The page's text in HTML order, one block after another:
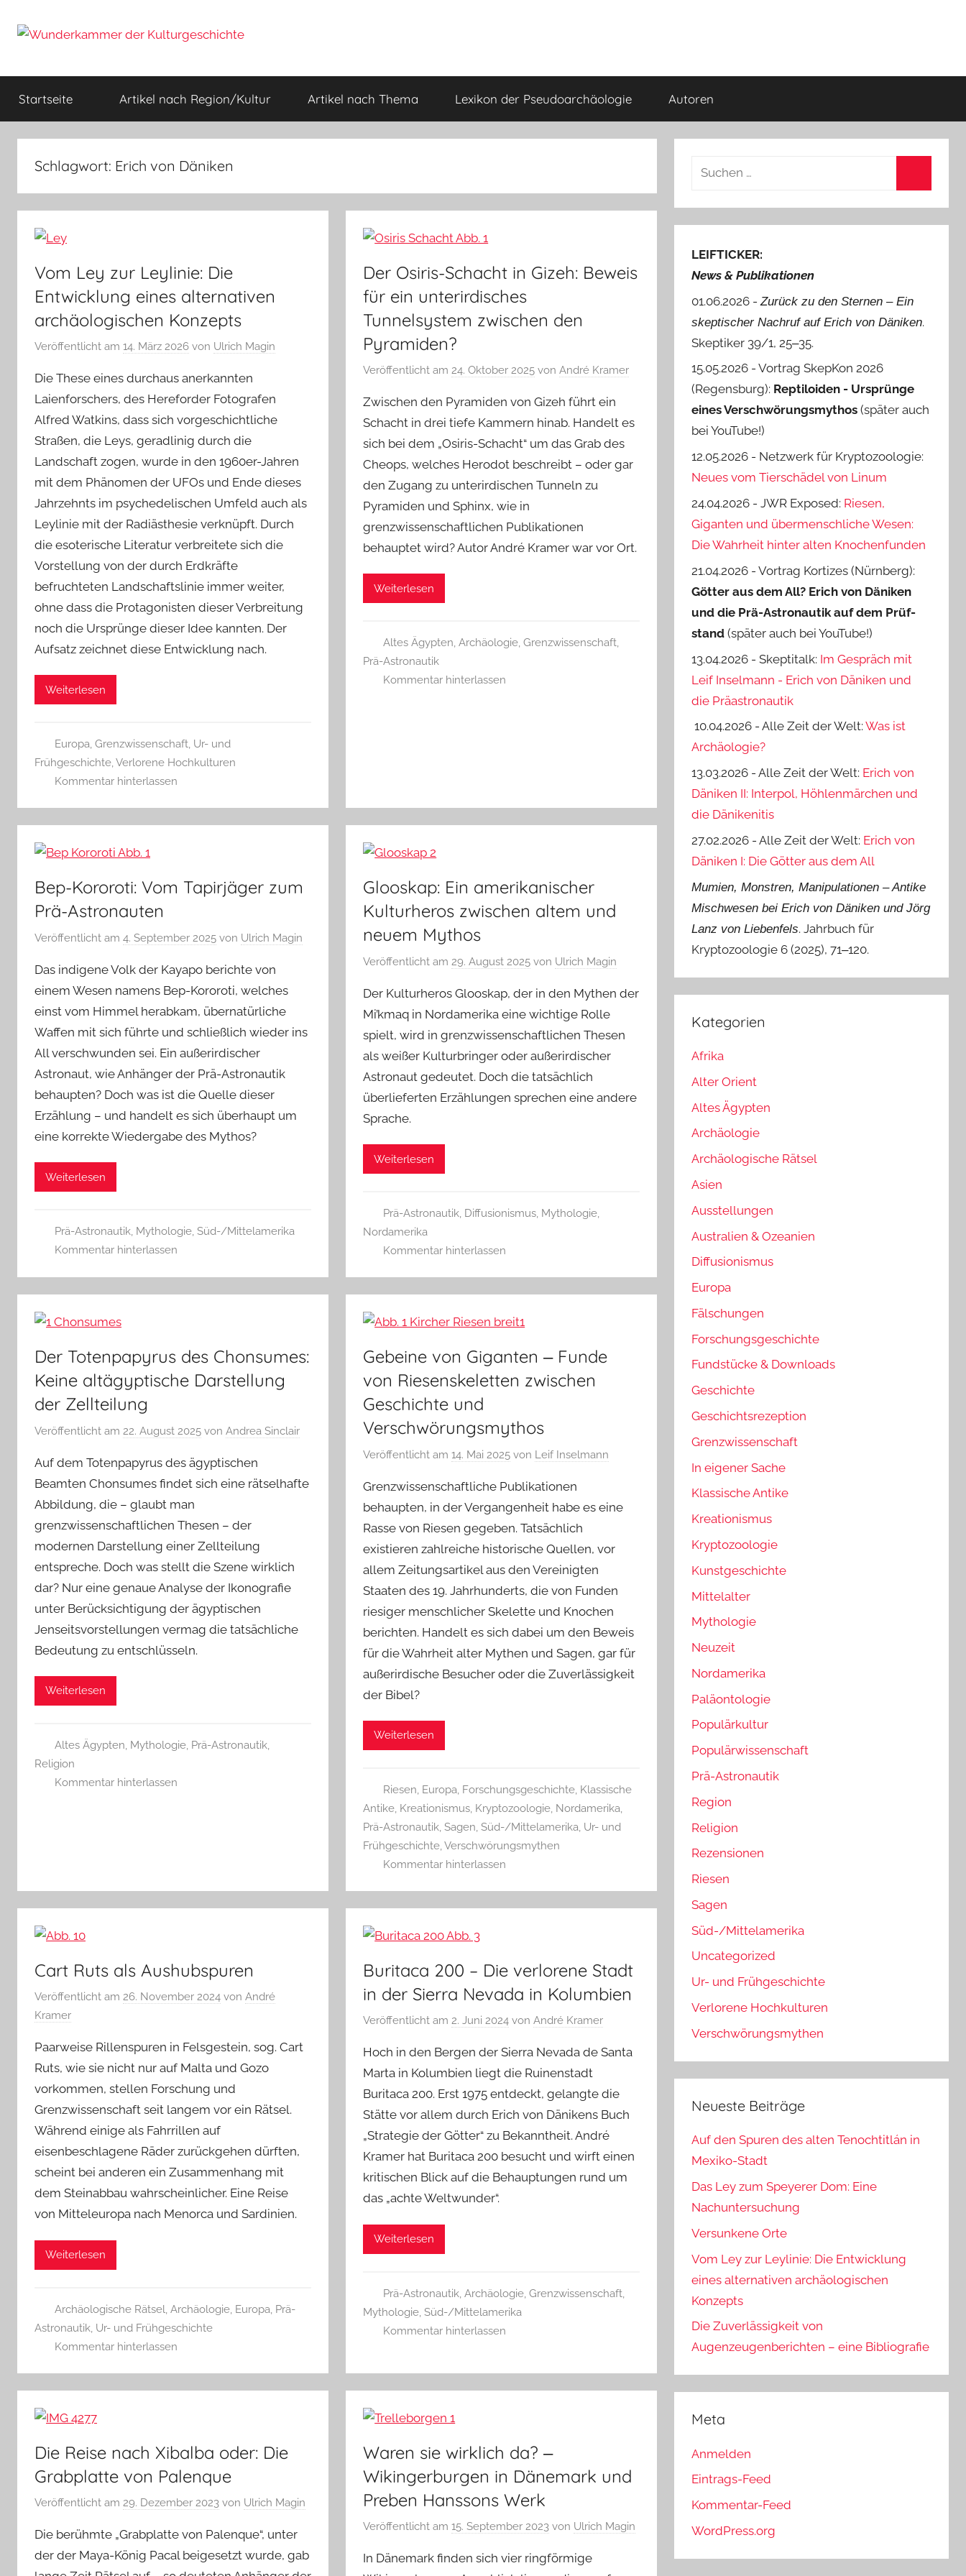
Inhalt
Wunderkammer
der
Kulturgeschichte
der
Geschichte
Startseite Artikel nach Region/Kultur Artikel nach Thema Lexikon der Pseudoarchäologie Autoren
Schlagwort: Erich von Däniken
Vom Ley zur Leylinie: Die
Entwicklung eines alternativen
archäologischen Konzepts
Veröffentlicht am 14. März 2026 von Ulrich Magin
Die These eines durchaus anerkannten
Laienforschers, des Hereforder Fotografen
Alfred Watkins, dass sich vorgeschichtliche
Straßen, die Leys, geradlinig durch die
Landschaft zogen, wurde in den 1960er-Jahren
mit dem Phänomen der UFOs und Ende dieses
Jahrzehnts im psychedelischen Umfeld auch als
Leylinie mit der Radiästhesie verknüpft. Durch
die esoterische Literatur verbreitete sich die
Vorstellung von der durch Erdkräfte
befruchteten Landschaftslinie immer weiter,
ohne dass die Protagonisten dieser Verbreitung
noch die Ursprünge dieser Idee kannten. Der
Aufsatz zeichnet diese Entwicklung nach.
Weiterlesen
Europa, Grenzwissenschaft, Ur- und
Frühgeschichte,Verlorene Hochkulturen
Kommentar hinterlassen
Der Osiris-Schacht in Gizeh: Beweis
für ein unterirdisches
Tunnelsystem zwischen den
Pyramiden?
Veröffentlicht am24. Oktober 2025 vonAndré Kramer
Zwischen den Pyramiden von Gizeh führt ein
Schacht in drei tiefe Kammern hinab. Handelt es
sich bei dem „Osiris-Schacht“ um das Grab des
Cheops, welches Herodot beschreibt – oder gar
den Zugang zu unterirdischen Tunneln zu
Pyramiden und Sphinx, wie in
grenzwissenschaftlichen Publikationen
behauptet wird? Autor André Kramer war vor Ort.
Weiterlesen
Altes Ägypten, Archäologie, Grenzwissenschaft,
Prä-Astronautik
Kommentar hinterlassen
Bep-Kororoti: Vom Tapirjäger zum
Prä-Astronauten
Veröffentlicht am 4. September 2025 von Ulrich Magin
Das indigene Volk der Kayapo berichte von
einem Wesen namens Bep-Kororoti, welches
einst vom Himmel herabkam, übernatürliche
Waffen mit sich führte und schließlich wieder ins
All verschwunden sei. Ein außerirdischer
Astronaut, wie Anhänger der Prä-Astronautik
behaupten? Doch was ist die Quelle dieser
Erzählung – und handelt es sich überhaupt um
eine korrekte Wiedergabe des Mythos?
Weiterlesen
Prä-Astronautik, Mythologie, Süd-/Mittelamerika
Kommentar hinterlassen
Glooskap: Ein amerikanischer
Kulturheros zwischen altem und
neuem Mythos
Veröffentlicht am29. August 2025 von Ulrich Magin
Der Kulturheros Glooskap, der in den Mythen der
Mi’kmaq in Nordamerika eine wichtige Rolle
spielt, wird in grenzwissenschaftlichen Thesen
als weißer Kulturbringer oder außerirdischer
Astronaut gedeutet. Doch die tatsächlich
überlieferten Erzählungen sprechen eine andere
Sprache.
Weiterlesen
Prä-Astronautik, Diffusionismus, Mythologie,
Nordamerika
Kommentar hinterlassen
Der Totenpapyrus des Chonsumes:
Keine altägyptische Darstellung
der Zellteilung
Veröffentlicht am 22. August 2025 von Andrea Sinclair
Auf dem Totenpapyrus des ägyptischen
Beamten Chonsumes findet sich eine rätselhafte
Abbildung, die – glaubt man
grenzwissenschaftlichen Thesen – der
modernen Darstellung einer Zellteilung
entspreche. Doch was stellt die Szene wirklich
dar? Nur eine genaue Analyse der Ikonografie
unter Berücksichtigung der ägyptischen
Jenseitsvorstellungen vermag die tatsächliche
Bedeutung zu entschlüsseln.
Weiterlesen
Altes Ägypten, Mythologie, Prä-Astronautik,
Religion
Kommentar hinterlassen
Gebeine von Giganten ‒ Funde
von Riesenskeletten zwischen
Geschichte und
Verschwörungsmythos
Veröffentlicht am14. Mai 2025 von Leif Inselmann
Grenzwissenschaftliche Publikationen
behaupten, in der Vergangenheit habe es eine
Rasse von Riesen gegeben. Tatsächlich
existieren zahlreiche historische Quellen, vor
allem Zeitungsartikel aus den Vereinigten
Staaten des 19. Jahrhunderts, die von Funden
riesiger menschlicher Skelette und Knochen
berichten. Handelt es sich dabei um den Beweis
für die Wahrheit alter Mythen und Sagen, gar für
außerirdische Besucher oder die Zuverlässigkeit
der Bibel?
Weiterlesen
Riesen, Europa, Forschungsgeschichte, Klassische
Antike, Kreationismus, Kryptozoologie, Nordamerika,
Prä-Astronautik,Sagen,Süd-/Mittelamerika, Ur- und
Frühgeschichte,Verschwörungsmythen
Kommentar hinterlassen
Cart Ruts als Aushubspuren
Veröffentlicht am 26. November 2024 von André
Kramer
Paarweise Rillenspuren in Felsgestein, sog. Cart
Ruts, wie sie nicht nur auf Malta und Gozo
vorkommen, stellen Forschung und
Grenzwissenschaft seit langem vor ein Rätsel.
Während einige als Fahrrillen auf
eisenbeschlagene Räder zurückgehen dürften,
scheint bei anderen ein Zusammenhang mit
dem Steinabbau wahrscheinlicher. Eine Reise
von Mitteleuropa nach Menorca und Sardinien.
Weiterlesen
Archäologische Rätsel Archäologie, Europa Prä-
Astronautik Ur- und Frühgeschichte
Kommentar hinterlassen
Buritaca 200 – Die verlorene Stadt
in der Sierra Nevada in Kolumbien
Veröffentlicht am2. Juni 2024 vonAndré Kramer
Hoch in den Bergen der Sierra Nevada de Santa
Marta in Kolumbien liegt die Ruinenstadt
Buritaca 200. Erst 1975 entdeckt, gelangte die
Stätte vor allem durch Erich von Dänikens Buch
„Strategie der Götter“ zu Bekanntheit. André
Kramer hat Buritaca 200 besucht und wirft einen
kritischen Blick auf die Behauptungen rund um
das „achte Weltwunder“.
Weiterlesen
Prä-Astronautik, Archäologie, Grenzwissenschaft,
Mythologie ,Süd-/Mittelamerika
Kommentar hinterlassen
Die Reise nach Xibalba oder: Die
Grabplatte von Palenque
Veröffentlicht am 29. Dezember 2023 von Ulrich Magin
Die berühmte „Grabplatte von Palenque“, unter
der der Maya-König Pacal beigesetzt wurde, gab
Waren sie wirklich da? ‒
Wikingerburgen in Dänemark und
Preben Hanssons Werk
Veröffentlicht am15. September 2023 von Ulrich Magin
In Dänemark finden sich vier ringförmige
Suchen
LEIFTICKER:
News & Publikationen
01.06.2026 -Zurück zu den Sternen ‒ Ein
skeptischer Nachruf auf Erich von Däniken.
Skeptiker 39/1, 25‒35.
15.05.2026 - Vortrag SkepKon 2026
(Regensburg): Reptiloiden - Ursprünge
eines Verschwörungsmythos (später auch
bei YouTube!)
12.05.2026 - Netzwerk für Kryptozoologie:
Neues vom Tierschädel von Linum
24.04.2026 - JWR Exposed: Riesen,
Giganten und übermenschliche Wesen:
Die Wahrheit hinter alten Knochenfunden
21.04.2026 - Vortrag Kortizes (Nürnberg):
Götter aus dem All? Erich von Däniken
und die Prä-Astro­nautik auf dem Prüf­
stand (später auch bei YouTube!)
13.04.2026 - Skeptitalk: Im Gespräch mit
Leif Inselmann - Erich von Däniken und
die Präastronautik
10.04.2026 - Alle Zeit der Welt:Was ist
Archäologie?
13.03.2026 - Alle Zeit der Welt: Erich von
Däniken II: Interpol, Höhlenmärchen und
die Dänikenitis
27.02.2026 - Alle Zeit der Welt: Erich von
Däniken I: Die Götter aus dem All
Mumien, Monstren, Manipulationen ‒ Antike
Mischwesen bei Erich von Däniken und Jörg
Lanz von Liebenfels. Jahrbuch für
Kryptozoologie 6 (2025), 71‒120.
Kategorien
Afrika
Alter Orient
Altes Ägypten
Archäologie
Archäologische Rätsel
Asien
Ausstellungen
Australien & Ozeanien
Diffusionismus
Europa
Fälschungen
Forschungsgeschichte
Fundstücke & Downloads
Geschichte
Geschichtsrezeption
Grenzwissenschaft
In eigener Sache
Klassische Antike
Kreationismus
Kryptozoologie
Kunstgeschichte
Mittelalter
Mythologie
Neuzeit
Nordamerika
Paläontologie
Populärkultur
Populärwissenschaft
Prä-Astronautik
Region
Religion
Rezensionen
Riesen
Sagen
Süd-/Mittelamerika
Uncategorized
Ur- und Frühgeschichte
Verlorene Hochkulturen
Verschwörungsmythen
Neueste Beiträge
Auf den Spuren des alten Tenochtitlán in
Mexiko-Stadt
Das Ley zum Speyerer Dom: Eine
Nachuntersuchung
Versunkene Orte
Vom Ley zur Leylinie: Die Entwicklung
eines alternativen archäologischen
Konzepts
Die Zuverlässigkeit von
Augenzeugenberichten – eine Bibliografie
Meta
Anmelden
Eintrags-Feed
Kommentar-Feed
WordPress.org